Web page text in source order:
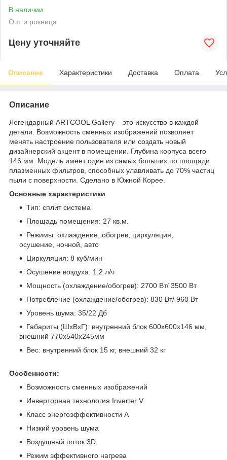
В наличии
Опт и розница
Цену уточняйте
Описание Характеристики Доставка Оплата
Описание
Легендарный ARTCOOL Gallery – это искусство в каждой
детали. Возможность сменных изображений позволяет
менять настроение пользователя или создать новый
дизайнерский акцент в помещении. Глубина корпуса всего
146 мм. Модель имеет один из самых больших по площади
плазменных фильтров, способных улавливать до 70% частиц
пыли с поверхности. Сделано в Южной Корее.
Основные характеристики
Тип: сплит система
Площадь помещения: 27 кв.м.
Режимы: охлаждение, обогрев, циркуляция,
осушение, ночной, авто
Циркуляция: 8 куб/мин
Осушение воздуха: 1,2 л/ч
Мощность (охлаждение/обогрев): 2700 Вт/ 3500 Вт
Потребление (охлаждение/обогрев): 830 Вт/ 960 Вт
Уровень шума: 35/22 Дб
Габариты (ШхВхГ): внутренний блок 600x600x146 мм,
внешний 770x540x245мм
Вес: внутренний блок 15 кг, внешний 32 кг
Особенности:
Возможность сменных изображений
Инверторная технология Inverter V
Класс энергоэффективности А
Низкий уровень шума
Воздушный поток 3D
Режим эффективного нагрева